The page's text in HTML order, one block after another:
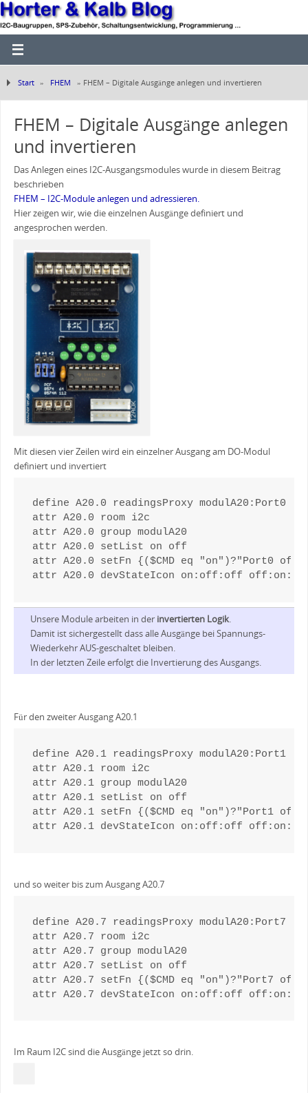
Start » FHEM » FHEM – Digitale Ausgänge anlegen und invertieren
FHEM – Digitale Ausgänge anlegen
und invertieren
Das Anlegen eines I2C-Ausgangsmodules wurde in diesem Beitrag
beschrieben
FHEM – I2C-Module anlegen und adressieren.
Hier zeigen wir, wie die einzelnen Ausgänge definiert und
angesprochen werden.
Mit diesen vier Zeilen wird ein einzelner Ausgang am DO-Modul
definiert und invertiert
define A20.0 readingsProxy modulA20:Port0
attr A20.0 room i2c
attr A20.0 group modulA20
attr A20.0 setList on off
attr A20.0 setFn {($CMD eq "on")?"Port0
attr A20.0 devStateIcon on:off:off off:on:on
Unsere Module arbeiten in der invertierten Logik.
Damit ist sichergestellt dass alle Ausgänge bei Spannungs-
Wiederkehr AUS-geschaltet bleiben.
In der letzten Zeile erfolgt die Invertierung des Ausgangs.
Für den zweiter Ausgang A20.1
define A20.1 readingsProxy modulA20:Port1
attr A20.1 room i2c
attr A20.1 group modulA20
attr A20.1 setList on off
attr A20.1 setFn {($CMD eq "on")?"Port1
attr A20.1 devStateIcon on:off:off off:on:on
und so weiter bis zum Ausgang A20.7
define A20.7 readingsProxy modulA20:Port7
attr A20.7 room i2c
attr A20.7 group modulA20
attr A20.7 setList on off
attr A20.7 setFn {($CMD eq "on")?"Port7
attr A20.7 devStateIcon on:off:off off:on:on
Im Raum I2C sind die Ausgänge jetzt so drin.